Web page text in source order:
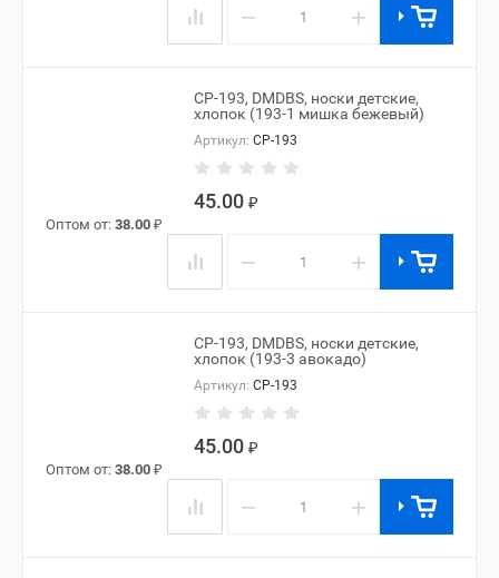
− +
CP-193, DMDBS, носки детские,
хлопок (193-1 мишка бежевый)
Артикул: CP-193
45.00 ₽
Оптом от: 38.00 ₽
− +
CP-193, DMDBS, носки детские,
хлопок (193-3 авокадо)
Артикул: CP-193
45.00 ₽
Оптом от: 38.00 ₽
− +